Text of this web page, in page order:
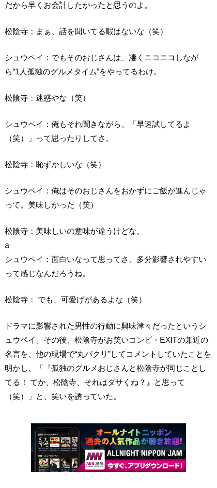
だから早くお会計したかったと思うのよ。
松陰寺：まぁ、話を聞いてる暇はないな（笑）
シュウペイ：でもそのおじさんは、凄くニコニコしなが
ら“1人孤独のグルメタイム”をやってるわけ。
松陰寺：迷惑やな（笑）
シュウペイ：俺もそれ聞きながら、「早速試してるよ
（笑）」って思ったりしてさ。
松陰寺：恥ずかしいな（笑）
シュウペイ：俺はそのおじさんをおかずにご飯が進んじゃ
って。美味しかった（笑）
松陰寺：美味しいの意味が違うけどな。
a
シュウペイ：面白いなって思ってさ。多分影響されやすい
って感じなんだろうね。
松陰寺： でも、可愛げがあるよな（笑）
ドラマに影響された男性の行動に興味津々だったというシ
ュウペイ。その後、松陰寺がお笑いコンビ・EXITの兼近の
名言を、他の現場で“丸パクリ”してコメントしていたことを
明かし、「『孤独のグルメおじさんと松陰寺が同じことし
てる！ てか、松陰寺、それはダサくね？』と思って
（笑）」と、笑いを誘っていた。